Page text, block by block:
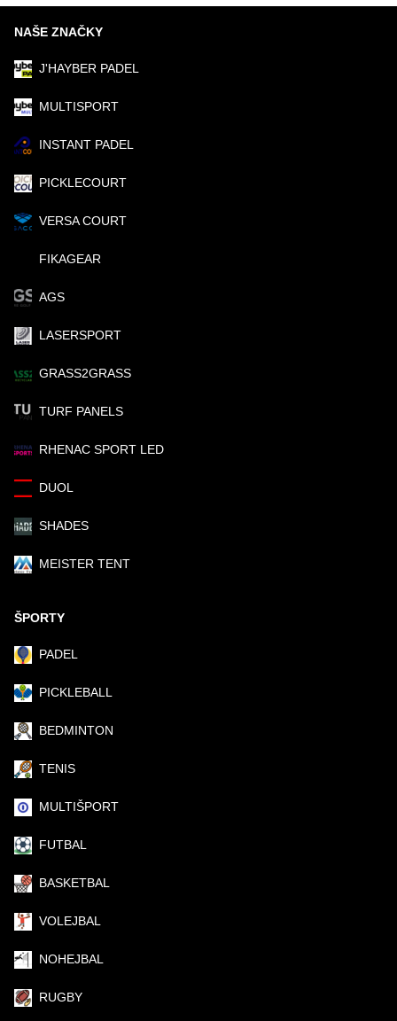
NAŠE ZNAČKY
J'HAYBER PADEL
MULTISPORT
INSTANT PADEL
PICKLECOURT
VERSA COURT
FIKAGEAR
AGS
LASERSPORT
GRASS2GRASS
TURF PANELS
RHENAC SPORT LED
DUOL
SHADES
MEISTER TENT
ŠPORTY
PADEL
PICKLEBALL
BEDMINTON
TENIS
MULTIŠPORT
FUTBAL
BASKETBAL
VOLEJBAL
NOHEJBAL
RUGBY